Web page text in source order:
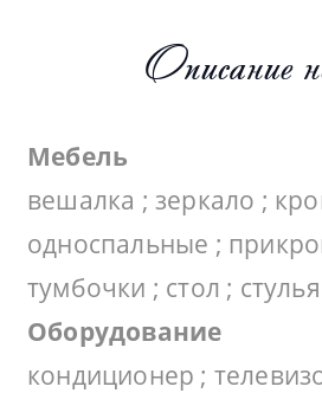
Описание
Мебель
вешалка ; зеркало ;
односпальные ;
тумбочки ; стол ;
Оборудование
кондиционер ;